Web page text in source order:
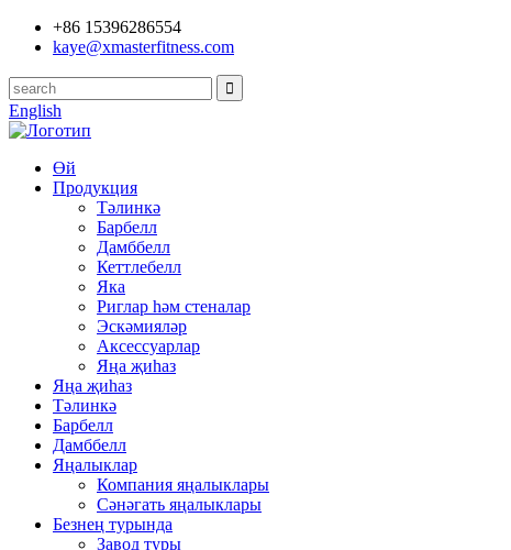
+86 15396286554
kaye@xmasterfitness.com
English
Өй
Продукция
Тәлинкә
Барбелл
Дамббелл
Кеттлебелл
Яка
Риглар һәм стеналар
Эскәмияләр
Аксессуарлар
Яңа җиһаз
Яңа җиһаз
Тәлинкә
Барбелл
Дамббелл
Яңалыклар
Компания яңалыклары
Сәнәгать яңалыклары
Безнең турында
Завод туры